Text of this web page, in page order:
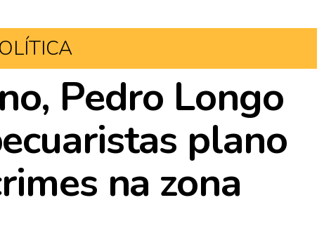
Pedro Longo
plano
na zona